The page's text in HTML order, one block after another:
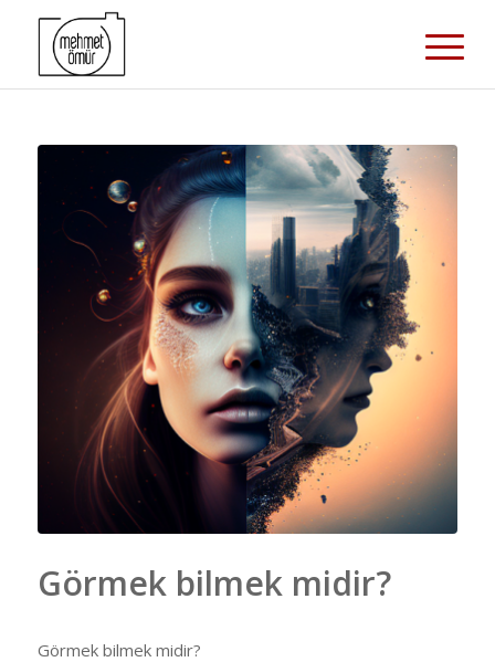
Görmek bilmek midir?
Görmek bilmek midir?